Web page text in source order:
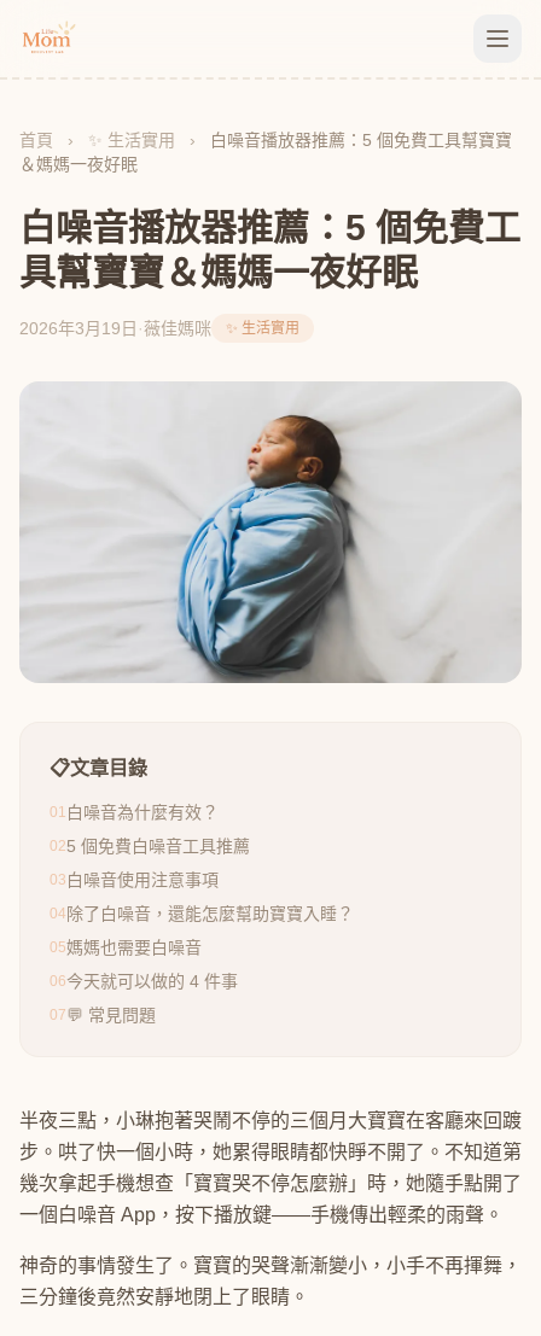
首頁 › ✨ 生活實用 ›
白噪音播放器推薦：5 個免費工具幫寶寶
＆媽媽一夜好眠
白噪音播放器推薦：5 個免費工
具幫寶寶＆媽媽一夜好眠
2026年3月19日 ·薇佳媽咪 ✨ 生活實用
📋文章目錄
01 白噪音為什麼有效？
025 個免費白噪音工具推薦
03 白噪音使用注意事項
04 除了白噪音，還能怎麼幫助寶寶入睡？
05媽媽也需要白噪音
06今天就可以做的 4 件事
07💬 常見問題
半夜三點，小琳抱著哭鬧不停的三個月大寶寶在客廳來回踱
步。哄了快一個小時，她累得眼睛都快睜不開了。不知道第
幾次拿起手機想查「寶寶哭不停怎麼辦」時，她隨手點開了
一個白噪音 App，按下播放鍵——手機傳出輕柔的雨聲。
神奇的事情發生了。寶寶的哭聲漸漸變小，小手不再揮舞，
三分鐘後竟然安靜地閉上了眼睛。